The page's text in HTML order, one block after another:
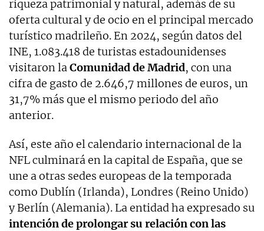
riqueza patrimonial y natural, además de su
oferta cultural y de ocio en el principal mercado
turístico madrileño. En 2024, según datos del
INE, 1.083.418 de turistas estadounidenses
visitaron laComunidad de Madrid, con una
cifra de gasto de 2.646,7 millones de euros, un
31,7% más que el mismo periodo del año
anterior.
Así, este año el calendario internacional de la
NFL culminará en la capital de España, que se
une a otras sedes europeas de la temporada
como Dublín (Irlanda), Londres (Reino Unido)
y Berlín (Alemania). La entidad ha expresado su
intención de prolongar su relación con las